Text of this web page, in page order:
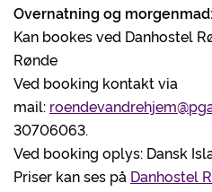
Overnatning og morgenmad:
Kan bookes ved Danhostel
Rønde
Ved booking kontakt via
mail:
30706063.
Ved booking oplys: Dansk
Priser kan ses på Danhostel